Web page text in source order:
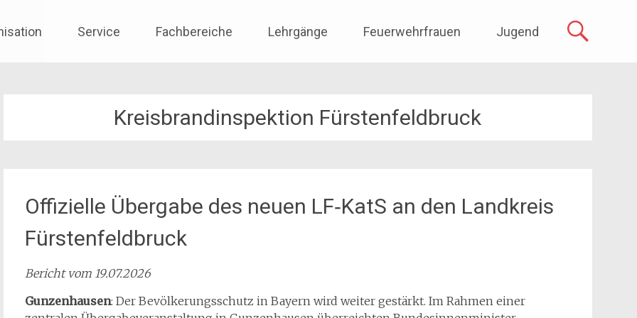
Service Fachbereiche Lehrgänge Feuerwehrfrauen Jugend
Kreisbrandinspektion Fürstenfeldbruck
Offizielle Übergabe des neuen LF‑KatS an den Landkreis
Fürstenfeldbruck
Bericht vom 19.07.2026
Gunzenhausen: Der Bevölkerungsschutz in Bayern wird weiter gestärkt. Im Rahmen einer